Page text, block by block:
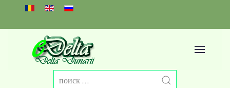
Select your language